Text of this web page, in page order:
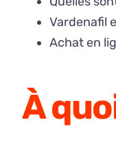
Vardenafil
Achat en
À